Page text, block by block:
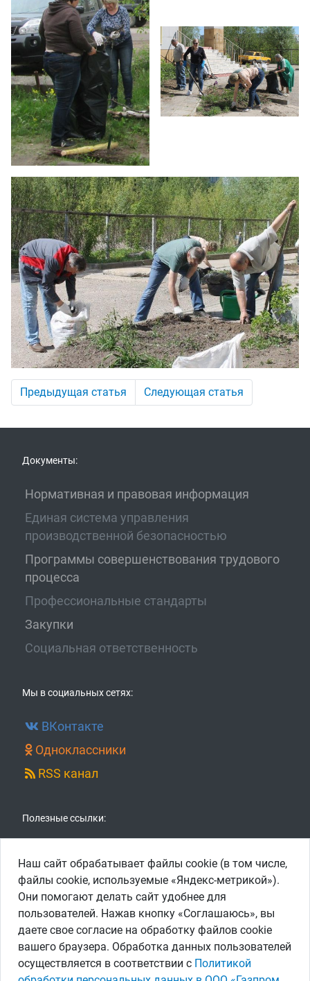
Предыдущая статья Следующая статья
Наш сайт обрабатывает файлы cookie (в том числе,
файлы cookie, используемые «Яндекс-метрикой»).
Они помогают делать сайт удобнее для
пользователей. Нажав кнопку «Соглашаюсь», вы
даете свое согласие на обработку файлов cookie
вашего браузера. Обработка данных пользователей
осуществляется в соответствии с Политикой
Документы:
Нормативная и правовая информация
Единая система управления
производственной безопасностью
Программы совершенствования трудового
процесса
Профессиональные стандарты
Закупки
Социальная ответственность
Мы в социальных сетях:
ВКонтакте
Одноклассники
RSS канал
Полезные ссылки:
ООО «Газпром межрегионгаз»
АО «Газпром газораспределение Тверь»
АО «Газпром газораспределение»
АО «СОГАЗ»